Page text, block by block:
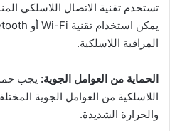
تستخدم تقنية الاتصال اللاسلكي
المراقبة اللاسلكية.
الحماية من العوامل الجوية: يجب
اللاسلكية من العوامل الجوية
والحرارة الشديدة.